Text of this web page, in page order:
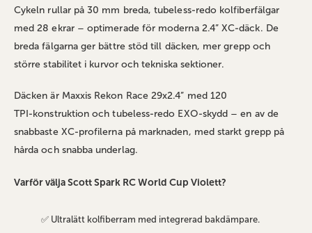
Cykeln rullar på 30 mm breda, tubeless‑redo kolfiberfälgar
med 28 ekrar – optimerade för moderna 2.4” XC‑däck. De
breda fälgarna ger bättre stöd till däcken, mer grepp och
större stabilitet i kurvor och tekniska sektioner.
Däcken är Maxxis Rekon Race 29x2.4” med 120
TPI‑konstruktion och tubeless‑redo EXO‑skydd – en av de
snabbaste XC‑profilerna på marknaden, med starkt grepp på
hårda och snabba underlag.
Varför välja Scott Spark RC World Cup Violett?
✅ Ultralätt kolfiberram med integrerad bakdämpare.